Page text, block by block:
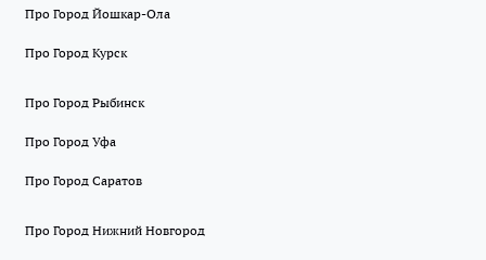
Про Город Йошкар-Ола
Про Город Курск
Про Город Рыбинск
Про Город Уфа
Про Город Саратов
Про Город Нижний Новгород